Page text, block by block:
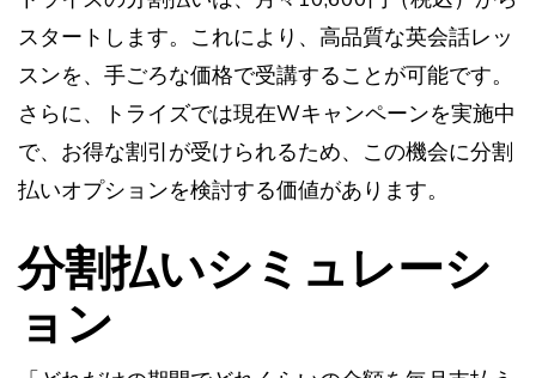
スタートします。これにより、高品質な英会話レッ
スンを、手ごろな価格で受講することが可能です。
さらに、トライズでは現在Wキャンペーンを実施中
で、お得な割引が受けられるため、この機会に分割
払いオプションを検討する価値があります。
分割払いシミュレーシ
ョン